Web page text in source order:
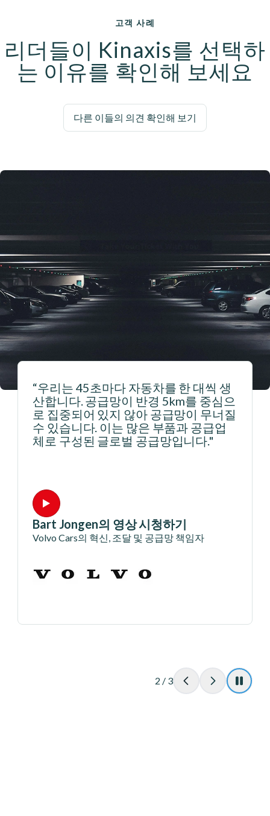
고객 사례
리더들이 Kinaxis를 선택하
는 이유를 확인해 보세요
다른 이들의 의견 확인해 보기
“우리는 연간 3천만 건 이상의 주문을
처리합니다. 어떤 방법으로 데이터를 캡
처하여 예측에 적용하나요? 어떤 방법
으로 이러한 예측을 공급 계획으로 변환
한 다음 해당 공급 계획을 실행 계획, 이
Simon Smith의 영상 시청하기
3 / 3